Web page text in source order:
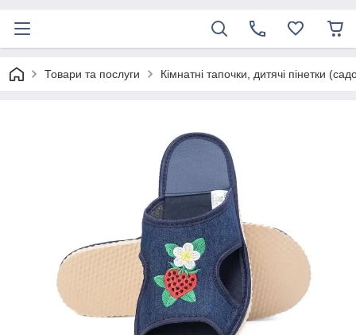
Товари та послуги Кімнатні тапочки, дитячі пінетки